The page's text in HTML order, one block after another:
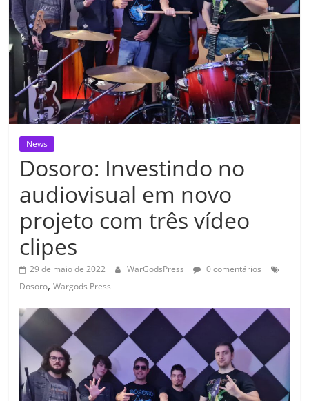
News
Dosoro: Investindo no
audiovisual em novo
projeto com três vídeo
clipes
29 de maio de 2022 WarGodsPress
0 comentários
Dosoro,Wargods Press